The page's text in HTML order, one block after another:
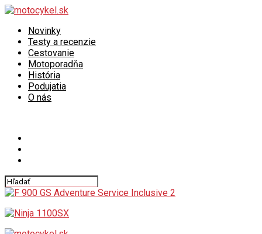
Novinky
Testy a recenzie
Cestovanie
Motoporadňa
História
Podujatia
O nás